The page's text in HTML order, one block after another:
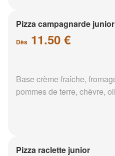
Pizza campagnarde junior
Dès 11.50 €
Base crème fraîche,
pommes de terre, chèvre,
Pizza raclette junior